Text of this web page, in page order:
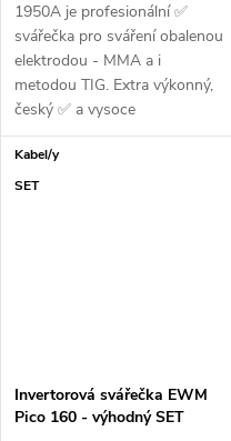
1950A je profesionální ✅
svářečka pro sváření obalenou
elektrodou - MMA a i
metodou TIG. Extra výkonný,
český ✅ a vysoce
spolehlivý zdroj pro...
Kabel/y
SET
Invertorová svářečka EWM
Pico 160 - výhodný SET